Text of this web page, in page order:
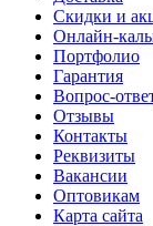
Скидки и
Онлайн-
Портфолио
Гарантия
Вопрос-
Отзывы
Контакты
Реквизиты
Вакансии
Оптовикам
Карта сайта